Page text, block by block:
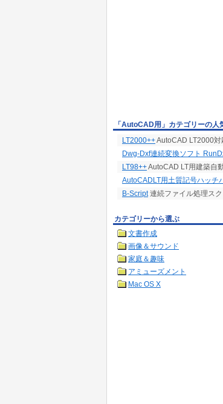
「AutoCAD用」カテゴリーの人
LT2000++AutoCAD LT2000対
Dwg-Dxf連続変換ソフト
LT98++AutoCAD LT用建築自
AutoCADLT用土質記号ハッチ
B-Script連続ファイル処理ス
カテゴリーから選ぶ
文書作成
画像＆サウンド
家庭＆趣味
アミューズメント
Mac OS X